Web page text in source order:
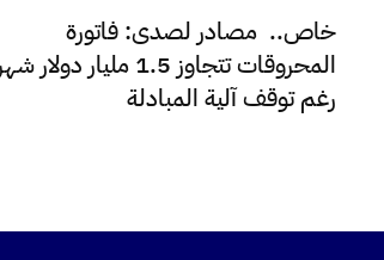
خاص.. مصادر لصدى: فاتورة
المحروقات تتجاوز 1.5 مليار
رغم توقف آلية المبادلة